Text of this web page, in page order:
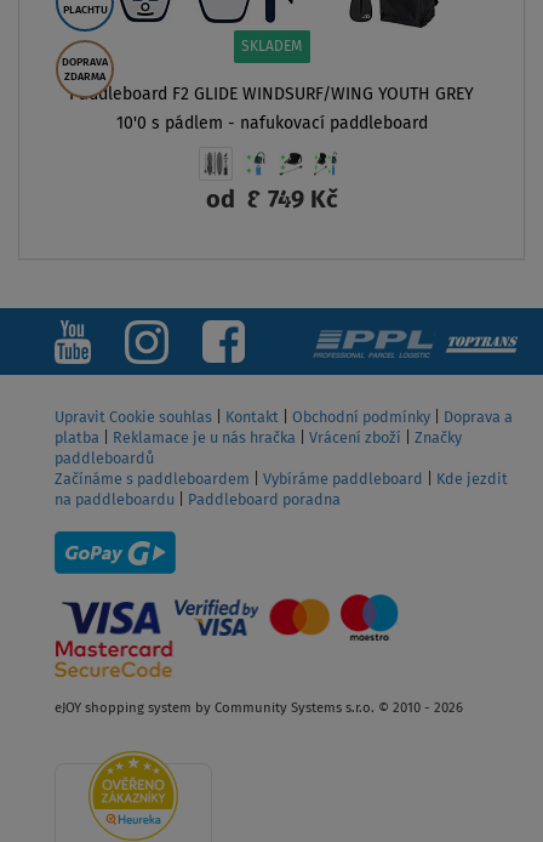
PLACHTU
DOPRAVA
ZDARMA
SKLADEM
Paddleboard F2 GLIDE WINDSURF/WING YOUTH GREY
10'0 s pádlem - nafukovací paddleboard
od 8 749 Kč
Upravit Cookie souhlas Kontakt Obchodní podmínky
Doprava a
platba
Reklamace je u nás hračka Vrácení zboží
Značky
paddleboardů
Začínáme s paddleboardem
Vybíráme paddleboard
Kde jezdit
na paddleboardu
Paddleboard poradna
eJOY shopping system by Community Systems s.r.o. © 2010 - 2026